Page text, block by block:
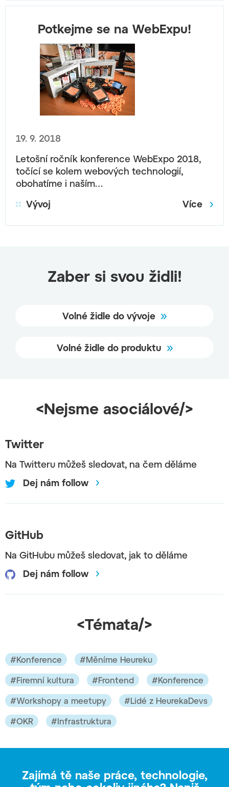
Potkejme se na WebExpu!
19. 9. 2018
Letošní ročník konference WebExpo 2018,
točící se kolem webových technologií,
obohatíme i naším…
Vývoj
Více
Zaber si svou židli!
Volné židle do vývoje
Volné židle do produktu
<Nejsme asociálové/>
Twitter
Na Twitteru můžeš sledovat, na čem děláme
Dej nám follow
GitHub
Na GitHubu můžeš sledovat, jak to děláme
Dej nám follow
<Témata/>
#Konference #Měníme Heureku
#Firemní kultura #Frontend #Konference
#Workshopy a meetupy #Lidé z HeurekaDevs
#OKR #Infrastruktura
Zajímá tě naše práce, technologie,